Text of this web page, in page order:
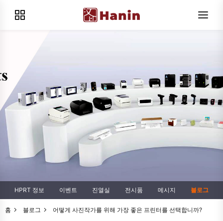
HPRT 정보 이벤트 진열실 전시품 메시지 블로그
홈 블로그 어떻게 사진작가를 위해 가장 좋은 프린터를 선택합니까?